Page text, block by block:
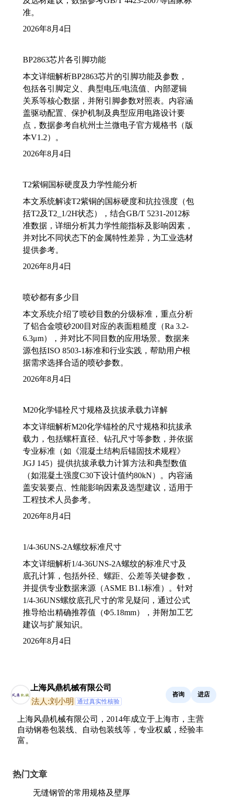
准。
2026年8月4日
BP2863芯片各引脚功能
本文详细解析BP2863芯片的引脚功能及参数，
包括各引脚定义、典型电压/电流值、内部逻辑
关系等核心数据，并附引脚参数对照表。内容涵
盖驱动配置、保护机制及典型应用电路设计要
点，数据参考自杭州士兰微电子官方规格书（版
本V1.2）。
2026年8月4日
T2紫铜国标硬度及力学性能分析
本文系统解读T2紫铜的国标硬度和抗拉强度（包
括T2及T2_1/2H状态），结合GB/T 5231-2012标
准数据，详细分析其力学性能指标及影响因素，
并对比不同状态下的金属特性差异，为工业选材
提供参考。
2026年8月4日
喷砂都有多少目
本文系统介绍了喷砂目数的分级标准，重点分析
了铝合金喷砂200目对应的表面粗糙度（Ra 3.2-
6.3μm），并对比不同目数的应用场景。数据来
源包括ISO 8503-1标准和行业实践，帮助用户根
据需求选择合适的喷砂参数。
2026年8月4日
M20化学锚栓尺寸规格及抗拔承载力详解
本文详细解析M20化学锚栓的尺寸规格和抗拔承
载力，包括螺杆直径、钻孔尺寸等参数，并依据
专业标准（如《混凝土结构后锚固技术规程》
JGJ 145）提供抗拔承载力计算方法和典型数值
（如混凝土强度C30下设计值约80kN）。内容涵
盖安装要点、性能影响因素及选型建议，适用于
工程技术人员参考。
2026年8月4日
1/4-36UNS-2A螺纹标准尺寸
本文详细解析1/4-36UNS-2A螺纹的标准尺寸及
底孔计算，包括外径、螺距、公差等关键参数，
并提供专业数据来源（ASME B1.1标准）。针对
1/4-36UNS螺纹底孔尺寸的常见疑问，通过公式
推导给出精确推荐值（Φ5.18mm），并附加工艺
建议与扩展知识。
2026年8月4日
上海风鼎机械有限公司
法人:刘小明 通过真实性核验
咨询 进店
上海风鼎机械有限公司，2014年成立于上海市，主营
自动钢卷包装线、自动包装线等，专业权威，经验丰
富。
热门文章
无缝钢管的常用规格及壁厚